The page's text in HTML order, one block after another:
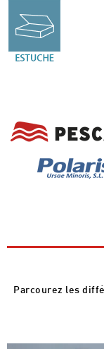
Parcourez les